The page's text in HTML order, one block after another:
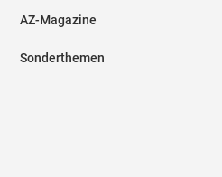
AZ-Magazine
Sonderthemen